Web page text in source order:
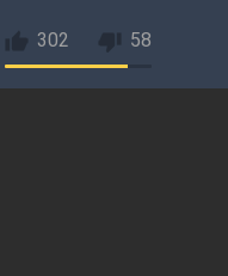
302 58